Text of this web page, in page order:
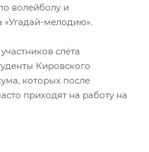
волейболу и
«Угадай-мелодию».
слёта
Кировского
которых после
приходят на работу на